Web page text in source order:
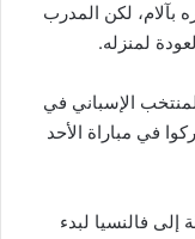
لكن المدرب
لمنزله.
الإسباني في
في مباراة الأحد
إلى فالنسيا لبدء